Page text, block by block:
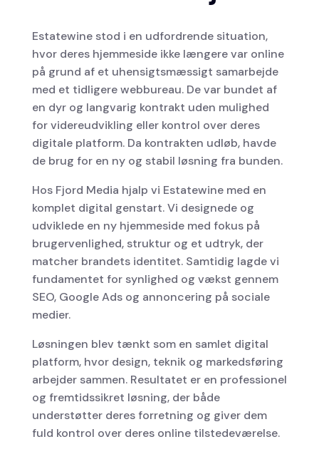
Estatewine stod i en udfordrende situation,
hvor deres hjemmeside ikke længere var online
på grund af et uhensigtsmæssigt samarbejde
med et tidligere webbureau. De var bundet af
en dyr og langvarig kontrakt uden mulighed
for videreudvikling eller kontrol over deres
digitale platform. Da kontrakten udløb, havde
de brug for en ny og stabil løsning fra bunden.
Hos Fjord Media hjalp vi Estatewine med en
komplet digital genstart. Vi designede og
udviklede en ny hjemmeside med fokus på
brugervenlighed, struktur og et udtryk, der
matcher brandets identitet. Samtidig lagde vi
fundamentet for synlighed og vækst gennem
SEO, Google Ads og annoncering på sociale
medier.
Løsningen blev tænkt som en samlet digital
platform, hvor design, teknik og markedsføring
arbejder sammen. Resultatet er en professionel
og fremtidssikret løsning, der både
understøtter deres forretning og giver dem
fuld kontrol over deres online tilstedeværelse.